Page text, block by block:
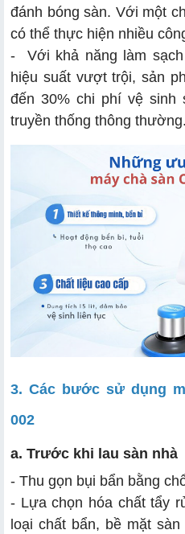
đánh bóng sàn. Với một
có thể thực hiện nhiều
- Với khả năng làm
hiệu suất vượt trội, sản
đến 30% chi phí vệ sinh
truyền thống thông thường.
3. Các bước sử dụng
002
a. Trước khi lau sàn nhà
- Thu gọn bụi bẩn bằng
- Lựa chọn hóa chất tẩy
loại chất bẩn, bề mặt